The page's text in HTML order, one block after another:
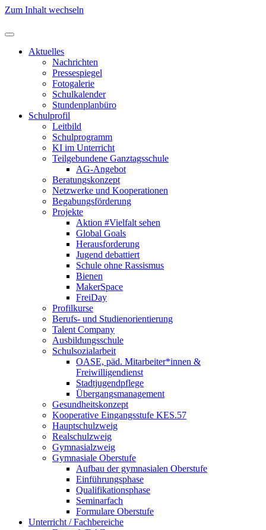
Zum Inhalt wechseln
Aktuelles
Nachrichten
Pressespiegel
Fotogalerie
Schulkalender
Stundenplanbüro
Schulprofil
Leitbild
Schulprogramm
KI im Unterricht
Teilgebundene Ganztagsschule
AG-Angebot
Beratungskonzept
Netzwerke und Kooperationen
Begabungsförderung
Projekte
Aktion #Vielfalt sehen
Global Goals
Herausforderung
Jugend debattiert
Schule ohne Rassismus
Bienen
MakerSpace
FreiDay
Profilkurse
Berufs- und Studienorientierung
Talent Company
Ausbildungsschule
Schulsozialarbeit
OASE, päd. Mitarbeiter*innen &
Freiwilligendienst
Stadtjugendpflege
Übergangsmanagement
Gesundheitskonzept
Kooperative Eingangsstufe KES.57
Hauptschulzweig
Realschulzweig
Gymnasialzweig
Gymnasiale Oberstufe
Aufbau der gymnasialen Oberstufe
Einführungsphase
Qualifikationsphase
Seminarfach
Formulare Oberstufe
Unterricht / Fachbereiche